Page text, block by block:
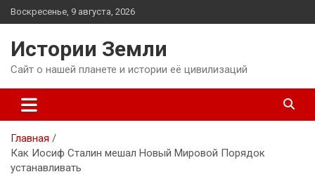
Перейти
к
Воскресенье, 9 августа, 2026
Истории Земли
Сайт о нашей планете и истории её цивилизаций
Главная
Как Иосиф Сталин мешал Новый Мировой Порядок
устанавливать